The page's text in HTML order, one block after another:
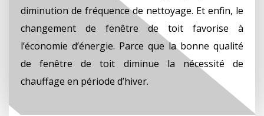
diminution de fréquence de nettoyage. Et enfin, le
changement de fenêtre de toit favorise à
l’économie d’énergie. Parce que la bonne qualité
de fenêtre de toit diminue la nécessité de
chauffage en période d’hiver.